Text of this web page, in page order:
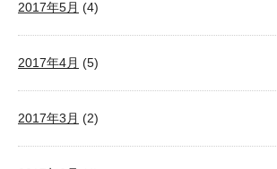
2017年5月 (4)
2017年4月 (5)
2017年3月 (2)